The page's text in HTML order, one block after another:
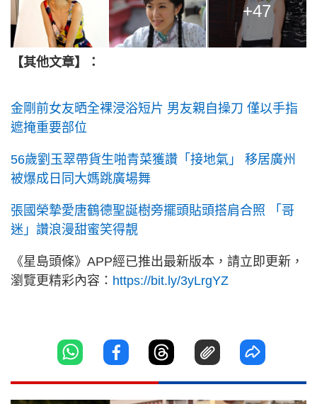
+47
【其他文章】：
金剛前女友晒全裸浸浴短片 男友親自操刀 僅以手指
遮掩重要部位
56歲劉玉翠帶貨生啪青菜獲讚「接地氣」 移居廣州
被爆成日同大媽跳廣場舞
張國榮摯愛唐鶴德聖誕樹旁擺頭貼頭搭肩合照 「哥
迷」讚浪漫甜蜜笑得靚
《星島頭條》APP經已推出最新版本，請立即更新，
瀏覽更精彩內容： https://bit.ly/3yLrgYZ